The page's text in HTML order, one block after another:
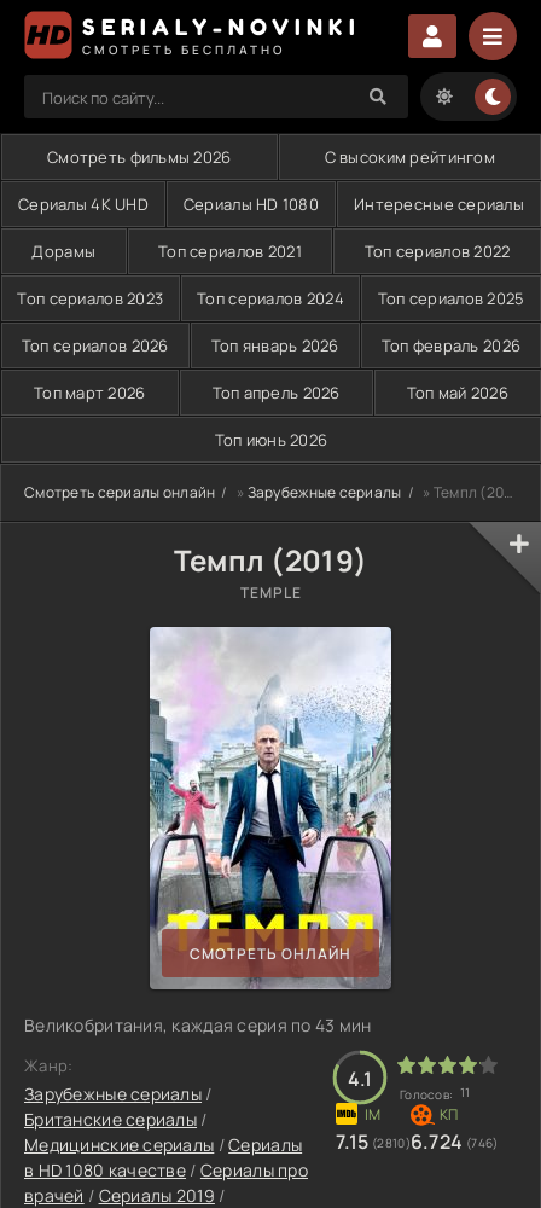
SERIALY-NOVINKI
СМОТРЕТЬ БЕСПЛАТНО
Смотреть фильмы 2026 С высоким рейтингом
Сериалы 4K UHD Сериалы HD 1080 Интересные сериалы
Дорамы Топ сериалов 2021 Топ сериалов 2022
Топ сериалов 2023 Топ сериалов 2024 Топ сериалов 2025
Топ сериалов 2026 Топ январь 2026 Топ февраль 2026
Топ март 2026 Топ апрель 2026 Топ май 2026
Топ июнь 2026
Смотреть сериалы онлайн » Зарубежные сериалы » Темпл (2019)
Темпл (2019)
TEMPLE
СМОТРЕТЬ ОНЛАЙН
Великобритания, каждая серия по 43 мин
Жанр:
Зарубежные сериалы /
Британские сериалы /
Медицинские сериалы /Сериалы
в HD 1080 качестве / Сериалы про
врачей / Сериалы 2019 /
4.1
Голосов: 11
7.15 (2810)6.724 (746)